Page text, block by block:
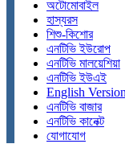
অটোমোবাইল
হাস্যরস
শিশু-কিশোর
এনটিভি ইউরোপ
এনটিভি মালয়েশিয়া
এনটিভি ইউএই
English Version
এনটিভি বাজার
এনটিভি কানেক্ট
যোগাযোগ